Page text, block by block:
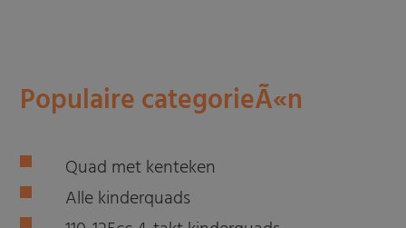
Populaire categorieÃ«n
Quad met kenteken
Alle kinderquads